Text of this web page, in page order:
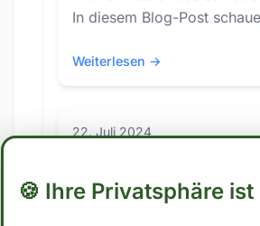
In diesem Blog-Post
und erläutern, wie er zur
Weiterlesen →
22. Juli 2024
🍪 Ihre Privatsphäre